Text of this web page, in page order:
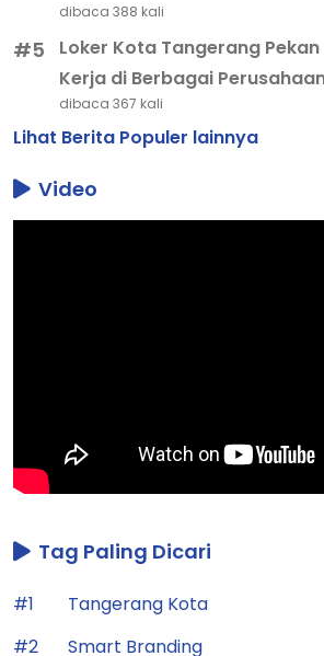
dibaca 388 kali
#5
Loker Kota Tangerang Pekan
Kerja di Berbagai
dibaca 367 kali
Lihat Berita Populer lainnya
Video
Tag Paling Dicari
#1
Tangerang Kota
#2
Smart Branding